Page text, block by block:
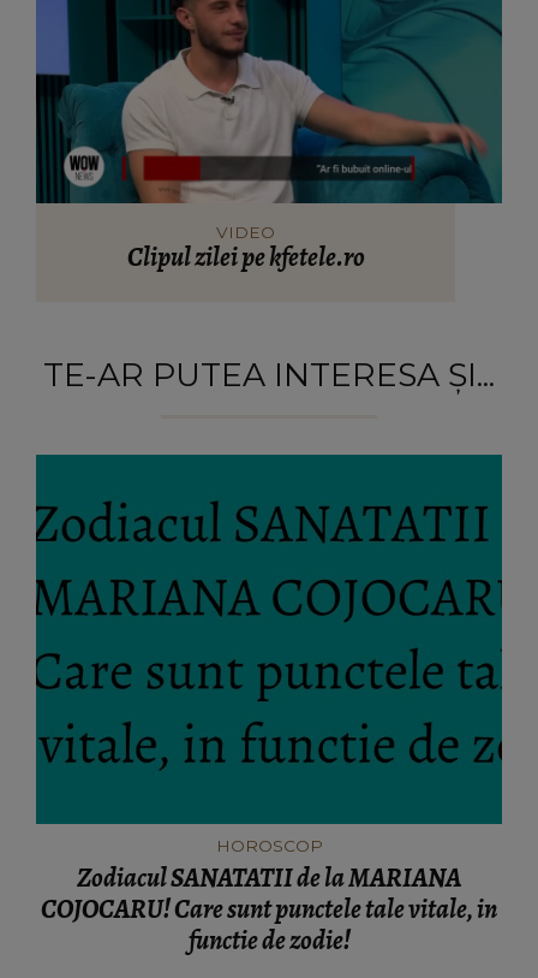
VIDEO
Clipul zilei pe kfetele.ro
TE-AR PUTEA INTERESA ȘI...
HOROSCOP
Zodiacul SANATATII de la MARIANA
COJOCARU! Care sunt punctele tale vitale, in
functie de zodie!